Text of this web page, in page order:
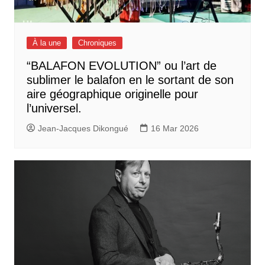
À la une Chroniques
“BALAFON EVOLUTION” ou l’art de
sublimer le balafon en le sortant de son
aire géographique originelle pour
l’universel.
Jean-Jacques Dikongué 16 Mar 2026